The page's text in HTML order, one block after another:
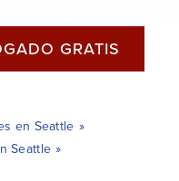
GRATIS
en Seattle »
Seattle »